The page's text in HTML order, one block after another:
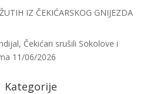
IZ ČEKIĆARSKOG GNIJEZDA
Čekićari srušili Sokolove i
11/06/2026
Kategorije